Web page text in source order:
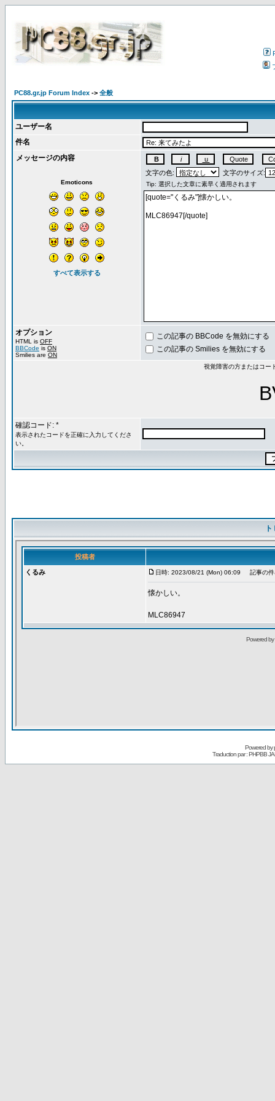
PC88.gr.jp Forum Index -> 全般
ユーザー名
件名
メッセージの内容
Emoticons
すべて表示する
文字の色: 文字のサイズ:
オプション
HTML is OFF
BBCode is ON
Smilies are ON
この記事の BBCode を無効にする
この記事の Smilies を無効にする
視覚障害の方またはコー
確認コード: *
表示されたコードを正確に入力してくださ
い。
Powered by
Traduction par : PHPBB